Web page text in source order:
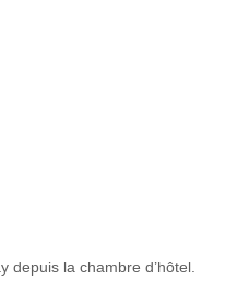
depuis la chambre d’hôtel.